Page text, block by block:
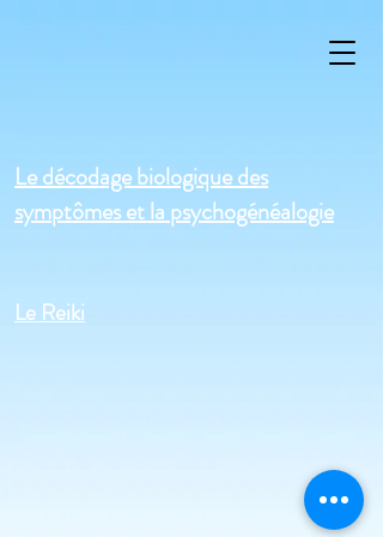
Le décodage biologique des
symptômes et la psychogénéalogie
Le Reiki